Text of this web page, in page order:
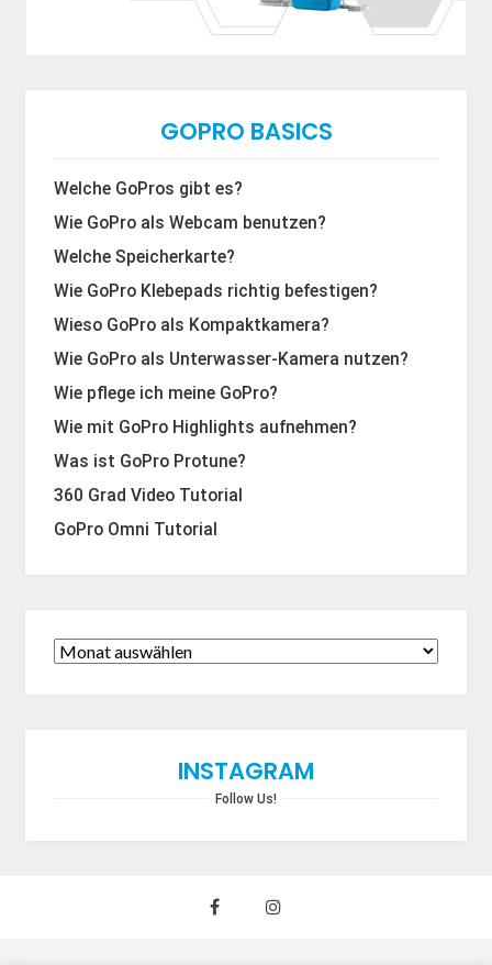
GOPRO BASICS
Welche GoPros gibt es?
Wie GoPro als Webcam benutzen?
Welche Speicherkarte?
Wie GoPro Klebepads richtig befestigen?
Wieso GoPro als Kompaktkamera?
Wie GoPro als Unterwasser-Kamera nutzen?
Wie pflege ich meine GoPro?
Wie mit GoPro Highlights aufnehmen?
Was ist GoPro Protune?
360 Grad Video Tutorial
GoPro Omni Tutorial
INSTAGRAM
Follow Us!